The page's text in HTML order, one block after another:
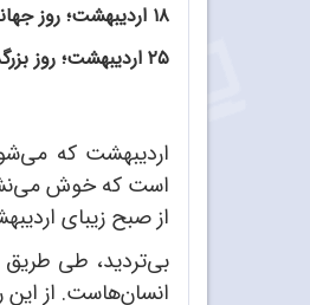
۱۸ اردیبهشت؛ روز جهانی صلیب سرخ و هلال احمر
٢۵ اردیبهشت؛ روز بزرگداشت فردوسی
اردیبهشت که
است که خوش
از صبح زیبای
بی‌تردید، طی طریق
انسان‌هاست. از این